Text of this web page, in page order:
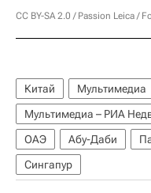
CC BY-SA 2.0 / Passion Leica /
Китай
Мультимедиа
Мультимедиа – РИА
ОАЭ
Абу-Даби
Сингапур